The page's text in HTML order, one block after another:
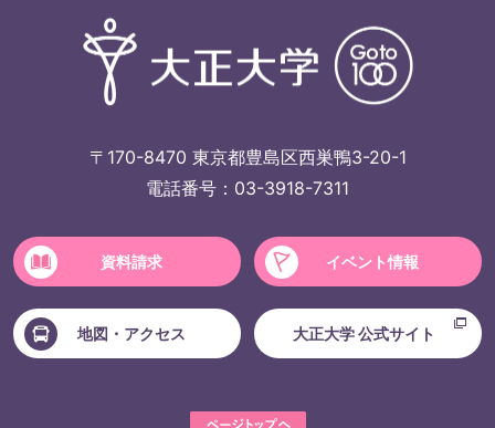
〒170-8470 東京都豊島区西巣鴨3-20-1
電話番号：03-3918-7311
資料請求 イベント情報
地図・アクセス 大正大学 公式サイト